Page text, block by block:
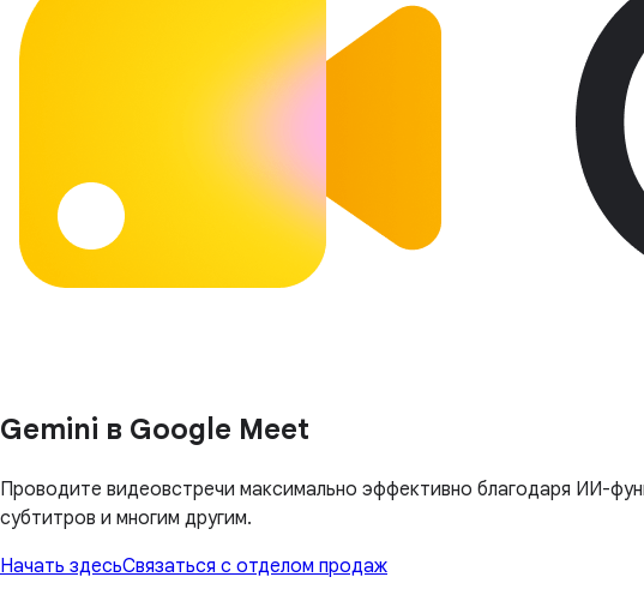
Gemini в Google Meet
Проводите видеовстречи максимально эффективно благодаря ИИ-
субтитров и многим другим.
Начать здесьСвязаться с отделом продаж